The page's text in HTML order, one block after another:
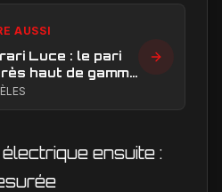
AUSSI
Luce : le pari
haut de gamme
il réussir ?
ensuite :